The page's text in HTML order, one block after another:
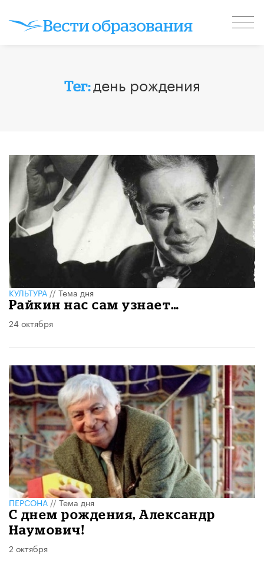
Тег:день рождения
КУЛЬТУРА//Тема дня
Райкин нас сам узнает…
24 октября
ПЕРСОНА//Тема дня
С днем рождения, Александр
Наумович!
2 октября